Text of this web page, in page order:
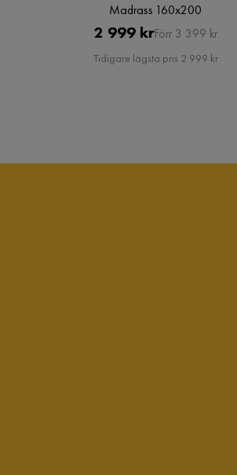
Madrass 160x200
Pris
2 999 krOriginal
Pris
Förr 3 399 kr
Tidigare lägsta pris 2 999 kr